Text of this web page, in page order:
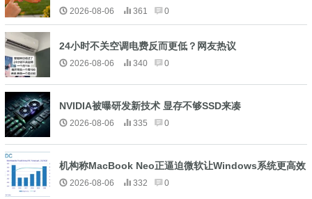
2026-08-06 361 0
24小时不关空调电费反而更低？网友热议
2026-08-06 340 0
NVIDIA被曝研发新技术 显存不够SSD来凑
2026-08-06 335 0
机构称MacBook Neo正逼迫微软让Windows系统更高效
2026-08-06 332 0